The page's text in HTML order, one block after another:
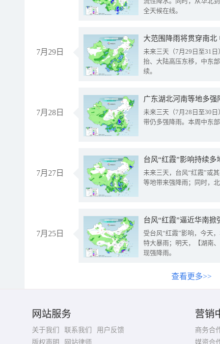
全天候在线。
7月29日
大范围降雨将贯穿南
未来三天（7月29日至31
抬、大陆高压东移，中东
续。
7月28日
广东湖北河南等地多
未来三天（7月28日至30
带仍多强降雨。本周中东
7月27日
台风“红霞”影响持续
未来三天，台风“红霞”或
等地带来强降雨；同时，
7月25日
台风“红霞”逼近华南
受台风“红霞”影响，今天
特大暴雨；明天，【湖南
现强降雨。
查看更多>>
网站服务
关于我们 联系我们
用户反馈
版权声明
网站律师
营销
商务合
媒资合